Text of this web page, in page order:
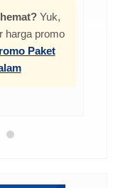
Yuk,
harga promo
Paket